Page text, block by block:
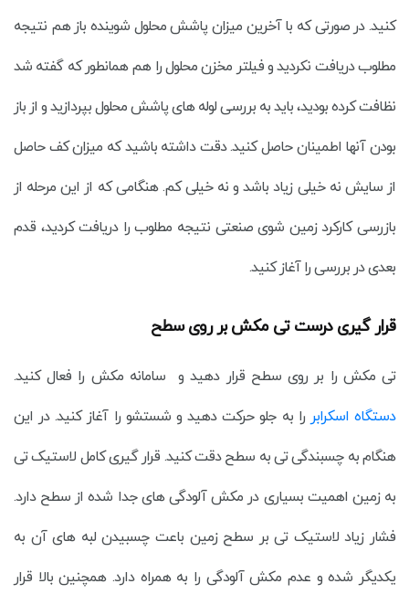
کنید. در صورتی که با آخرین میزان پاشش محلول شوینده باز هم نتیجه
مطلوب دریافت نکردید و فیلتر مخزن محلول را هم همانطور که گفته شد
نظافت کرده بودید، باید به بررسی لوله های پاشش محلول بپردازید و از باز
بودن آنها اطمینان حاصل کنید. دقت داشته باشید که میزان کف حاصل
از سایش نه خیلی زیاد باشد و نه خیلی کم. هنگامی که از این مرحله از
بازرسی کارکرد زمین شوی صنعتی نتیجه مطلوب را دریافت کردید، قدم
بعدی در بررسی را آغاز کنید.
قرار گیری درست تی مکش بر روی سطح
تی مکش را بر روی سطح قرار دهید و سامانه مکش را فعال کنید.
دستگاه اسکرابر را به جلو حرکت دهید و شستشو را آغاز کنید. در این
هنگام به چسبندگی تی به سطح دقت کنید. قرار گیری کامل لاستیک تی
به زمین اهمیت بسیاری در مکش آلودگی های جدا شده از سطح دارد.
فشار زیاد لاستیک تی بر سطح زمین باعت چسبیدن لبه های آن به
یکدیگر شده و عدم مکش آلودگی را به همراه دارد. همچنین بالا قرار